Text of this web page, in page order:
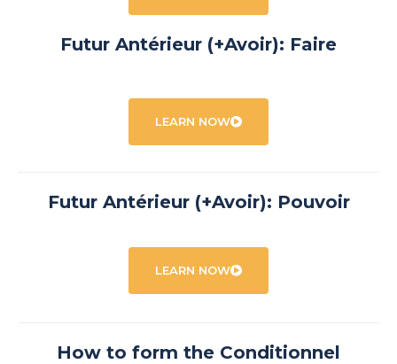
Futur Antérieur (+Avoir): Faire
LEARN NOW
Futur Antérieur (+Avoir): Pouvoir
LEARN NOW
How to form the Conditionnel